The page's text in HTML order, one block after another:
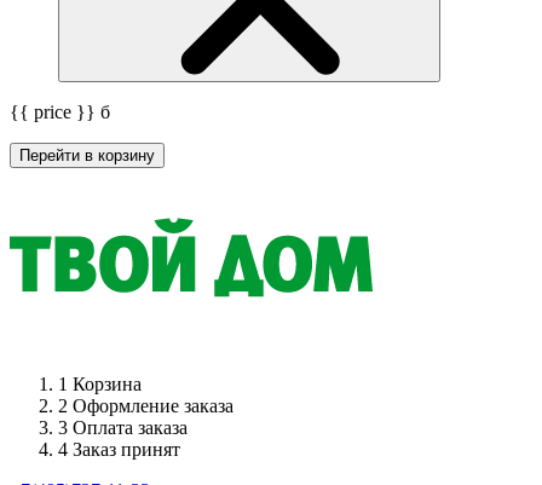
{{ price }} б
Перейти в корзину
1 Корзина
2 Оформление заказа
3 Оплата заказа
4 Заказ принят